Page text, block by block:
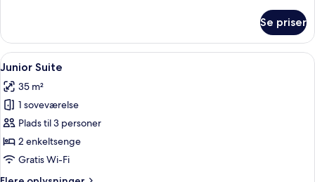
dobbeltværelse
Se priser
Indlæs
alle
billeder
af
Junior
Suite
Et hotelværelse med en stor seng,
12
Junior Suite
35 m²
1 soveværelse
Plads til 3 personer
2 enkeltsenge
Gratis Wi-Fi